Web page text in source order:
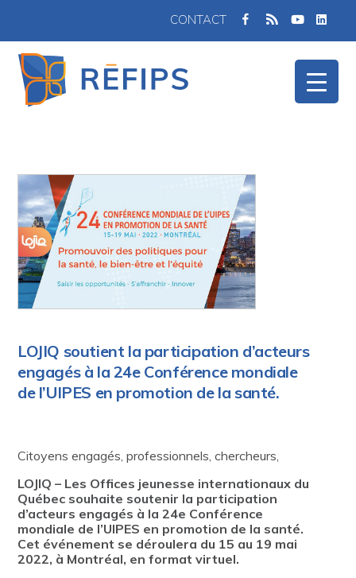
CONTACT FACEBOOK
TWITTER
FULX
RSS
LOJIQ soutient la participation d’acteurs
engagés à la 24e Conférence mondiale
de l’UIPES en promotion de la santé.
Citoyens engagés, professionnels, chercheurs,
LOJIQ – Les Offices jeunesse internationaux du
Québec souhaite soutenir la participation
d’acteurs engagés à la 24e Conférence
mondiale de l’UIPES en promotion de la santé.
Cet événement se déroulera du 15 au 19 mai
2022, à Montréal, en format virtuel.